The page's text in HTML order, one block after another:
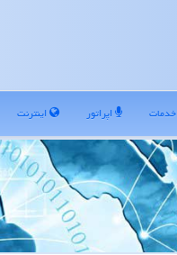
خدمات اپراتور اینترنت